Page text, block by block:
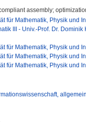
assembly;
für Mathematik, Physik und
III - Univ.-Prof. Dr. Dominik
für Mathematik, Physik und
für Mathematik, Physik und
für Mathematik, Physik und